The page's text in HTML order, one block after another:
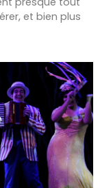
et bien plus